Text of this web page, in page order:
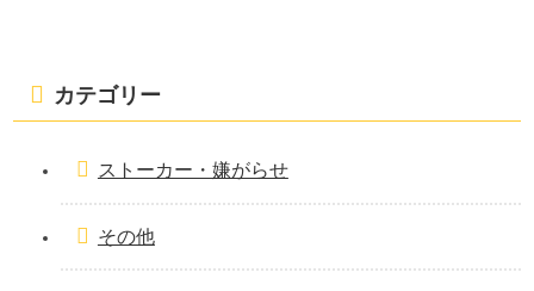
カテゴリー
ストーカー・嫌がらせ
その他